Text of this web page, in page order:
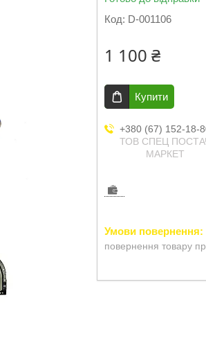
Код: D-001106
1 100 ₴
Купити
+380 (67) 152-18-
ТОВ СПЕЦ
МАРКЕТ
повернення товару